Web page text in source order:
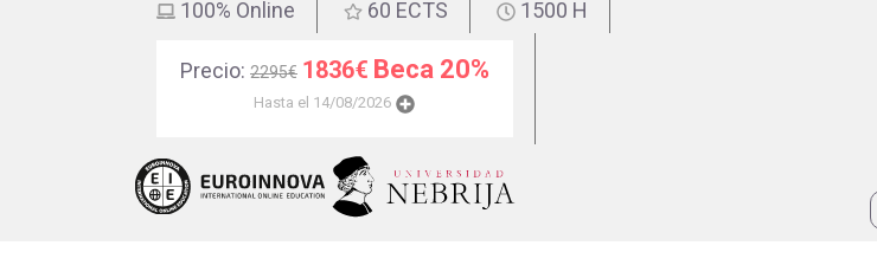
100% Online 60 ECTS 1500 H
Precio: 2295€ 1836€ Beca 20%
Hasta el 14/08/2026